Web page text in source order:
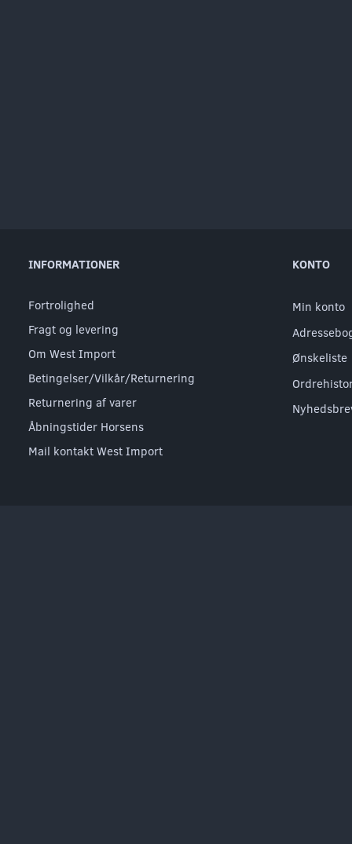
INFORMATIONER
Fortrolighed
Fragt og levering
Om West Import
Betingelser/Vilkår/Returnering
Returnering af varer
Åbningstider Horsens
Mail kontakt West Import
KONTO
Min konto
Ønskeliste